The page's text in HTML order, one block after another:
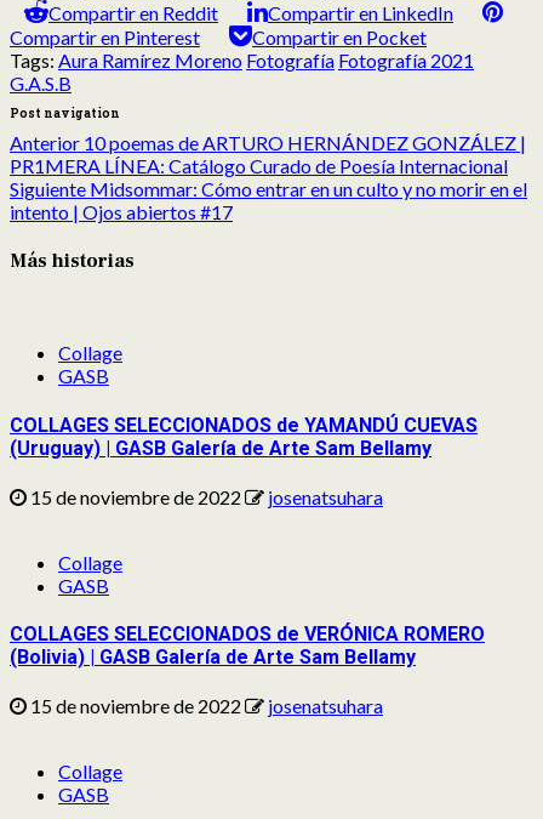
Compartir en Reddit
Compartir en LinkedIn
Compartir en Pinterest
Compartir en Pocket
Tags: Aura Ramírez Moreno Fotografía Fotografía 2021
G.A.S.B
Post navigation
Anterior 10 poemas de ARTURO HERNÁNDEZ GONZÁLEZ |
PR1MERA LÍNEA: Catálogo Curado de Poesía Internacional
Siguiente Midsommar: Cómo entrar en un culto y no morir en el
intento | Ojos abiertos #17
Más historias
Collage
GASB
COLLAGES SELECCIONADOS de YAMANDÚ CUEVAS
(Uruguay) | GASB Galería de Arte Sam Bellamy
15 de noviembre de 2022 josenatsuhara
Collage
GASB
COLLAGES SELECCIONADOS de VERÓNICA ROMERO
(Bolivia) | GASB Galería de Arte Sam Bellamy
15 de noviembre de 2022 josenatsuhara
Collage
GASB